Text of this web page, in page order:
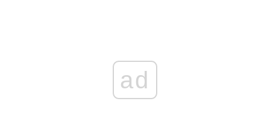
ad